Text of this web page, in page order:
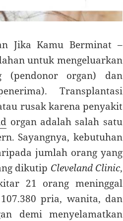
Jika Kamu Berminat –
untuk mengeluarkan
organ) dan
Transplantasi
rusak karena penyakit
organ adalah salah satu
Sayangnya, kebutuhan
jumlah orang yang
dikutip Cleveland Clinic,
21 orang meninggal
pria, wanita, dan
demi menyelamatkan